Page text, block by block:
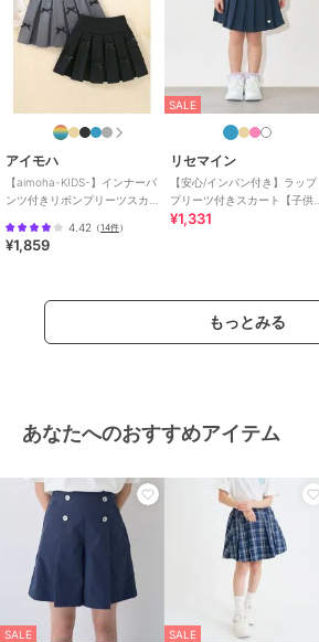
アイモハ
【aimoha-KIDS-】インナーパ
ンツ付きリボンプリーツスカ
4.42 （14件）
¥1,859
SALE
リセマイン
【安心/インパン付き】ラップ
プリーツ付きスカート【子供
服】【キッズ】【女の子】
¥1,331
もっとみる
あなたへのおすすめアイテム
SALE SALE